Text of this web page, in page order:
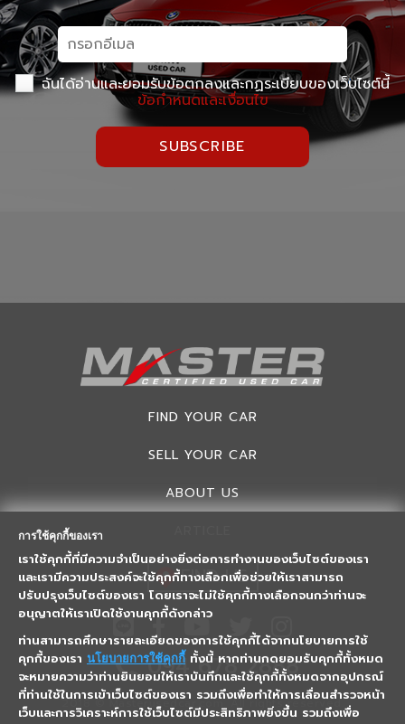
ฉันได้อ่านและยอมรับข้อตกลงและกฏระเบียบของเว็บไซต์นี้
ข้อกำหนดและเงื่อนไข
SUBSCRIBE
FIND YOUR CAR
SELL YOUR CAR
ABOUT US
FIND US
094 678 2888
2018 © Masterusedcar.com, All rights reserved.
การใช้คุกกี้ของเรา
เราใช้คุกกี้ที่มีความจำเป็นอย่างยิ่งต่อการทำงานของเว็บไซต์ของเรา
และเรามีความประสงค์จะใช้คุกกี้ทางเลือกเพื่อช่วยให้เราสามารถ
ปรับปรุงเว็บไซต์ของเรา โดยเราจะไม่ใช้คุกกี้ทางเลือกจนกว่าท่านจะ
อนุญาตให้เราเปิดใช้งานคุกกี้ดังกล่าว
ท่านสามารถศึกษารายละเอียดของการใช้คุกกี้ได้จากนโยบายการใช้
คุกกี้ของเรา นโยบายการใช้คุกกี้ ทั้งนี้ หากท่านกดยอมรับคุกกี้ทั้งหมด
จะหมายความว่าท่านยินยอมให้เราบันทึกและใช้คุกกี้ทั้งหมดจากอุปกรณ์
ที่ท่านใช้ในการเข้าเว็บไซต์ของเรา รวมถึงเพื่อทำให้การเลื่อนสำรวจหน้า
เว็บและการวิเคราะห์การใช้เว็บไซต์มีประสิทธิภาพยิ่งขึ้น รวมถึงเพื่อ